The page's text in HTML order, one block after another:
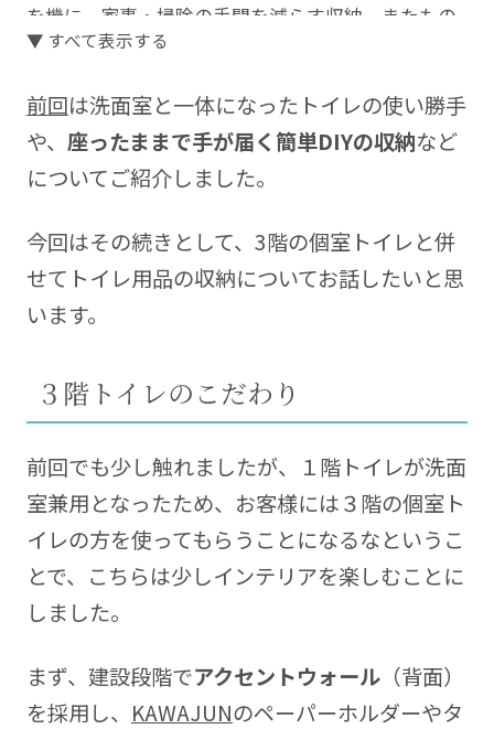
を機に、家事・掃除の手間を減らす収納、またもの
を置きっぱなしにならないような仕組みを考えるよ
現在は、整理収納アドバイザー1級を取得し、個人宅
へ整理収納サポートに伺ったり、自宅でお片づけレ
ッスンを催したりしています。
HP「楽しむ暮らしラボ」：
https://enjoylifelab.net/
ブログ「ぽかぽか日和」：https://pokapoka-
biyori.blog.jp/
▼ すべて表示する
前回は洗面室と一体になったトイレの使い勝手
や、 座ったままで手が届く簡単DIYの収納など
についてご紹介しました。
今回はその続きとして、3階の個室トイレと併
せてトイレ用品の収納についてお話したいと思
います。
３階トイレのこだわり
前回でも少し触れましたが、１階トイレが洗面
室兼用となったため、お客様には３階の個室ト
イレの方を使ってもらうことになるなというこ
とで、こちらは少しインテリアを楽しむことに
しました。
まず、建設段階でアクセントウォール（背面）
を採用し、 KAWAJUNのペーパーホルダーやタ